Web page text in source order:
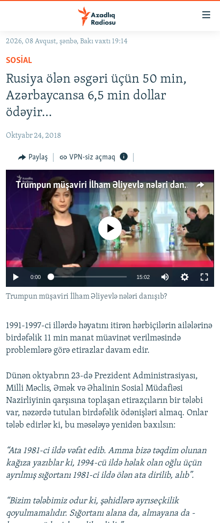
Əsas
qayıt
Əsas
naviqasiyaya
qayıt
Axtarışa
GÜNDƏM
KORRUPSIOMETR
#ƏSLINDƏ
QANUNI DOĞRU
ARAŞDIRMA
MULTIMEDIA
FOTOQALEREYA
İNFOQRAFIKA
KARIKATURA
RADIO ARXIV
OXU ZALI
AZƏRBAYCAN ƏDƏBIYYATI KITABXANASI
İSLAM VƏ DEMOKRATIYA
İZ - MƏDƏNIYYƏT PROQRAMI
HAQQIMIZDA
MISSIYAMIZ
PEŞƏ ETIKASI VƏ JURNALISTIKA STANDARTLARIMIZ
MATERIALLARIMIZDAN ISTIFADƏ
BIZIMLƏ ƏLAQƏ
BIZI IZLƏ
2026, 08 Avqust, şənbə, Bakı vaxtı 19:14
SOSIAL
Rusiya ölən əsgəri üçün 50 min,
Azərbaycansa 6,5 min dollar
ödəyir...
Oktyabr 24, 2018
Paylaş VPN-siz açmaq
Trumpun müşaviri İlham Əliyevlə nələri danışıb?
No media source currently available
0:00 15:02
Trumpun müşaviri İlham Əliyevlə nələri danışıb?
1991-1997-ci illərdə həyatını itirən hərbiçilərin ailələrinə
birdəfəlik 11 min manat müavinət verilməsində
problemlərə görə etirazlar davam edir.
Dünən oktyabrın 23-də Prezident Administrasiyası,
Milli Məclis, Əmək və Əhalinin Sosial Müdafiəsi
Nazirliyinin qarşısına toplaşan etirazçıların bir tələbi
var, nəzərdə tutulan birdəfəlik ödənişləri almaq. Onlar
tələb edirlər ki, bu məsələyə yenidən baxılsın:
“Ata 1981-ci ildə vəfat edib. Amma bizə təqdim olunan
kağıza yazıblar ki, 1994-cü ildə həlak olan oğlu üçün
ayrılmış sığortanı 1981-ci ildə ölən ata dirilib, alıb”.
“Bizim tələbimiz odur ki, şəhidlərə ayrıseçkilik
qoyulmamalıdır. Sığortanı alana da, almayana da -